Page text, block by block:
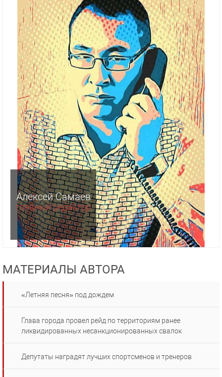
Алексей Самаев
главный редактор
МАТЕРИАЛЫ АВТОРА
«Летняя песня» под дождем
Глава города провел рейд по территориям ранее
ликвидированных несанкционированных свалок
Депутаты наградят лучших спортсменов и тренеров